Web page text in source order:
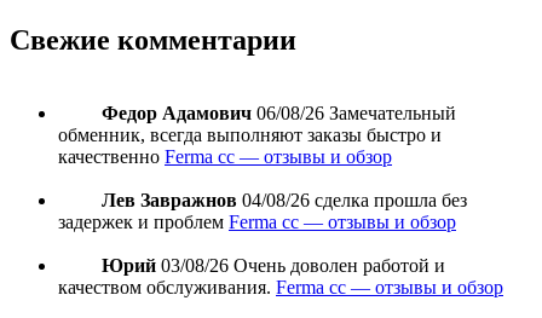
Свежие комментарии
Федор Адамович 06/08/26 Замечательный
обменник, всегда выполняют заказы быстро и
качественно Ferma cc — отзывы и обзор
Лев Завражнов 04/08/26 сделка прошла без
задержек и проблем Ferma cc — отзывы и обзор
Юрий 03/08/26 Очень доволен работой и
качеством обслуживания. Ferma cc — отзывы и обзор